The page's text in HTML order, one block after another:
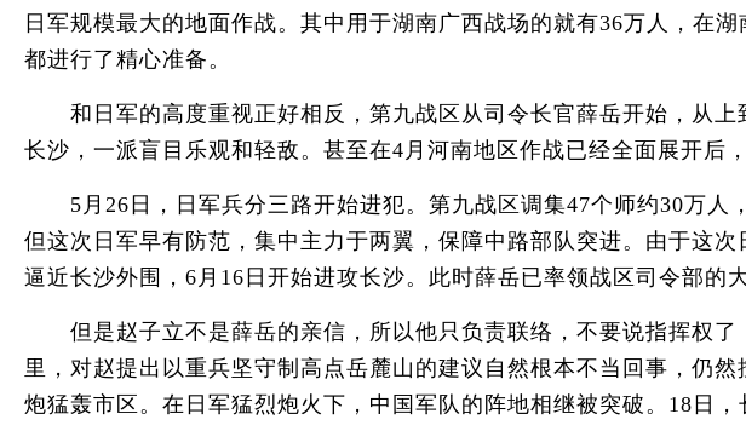
日军规模最大的地面作战。其中用于湖南广西战场的就有36万人，在
都进行了精心准备。
和日军的高度重视正好相反，第九战区从司令长官薛岳开始，从上
长沙，一派盲目乐观和轻敌。甚至在4月河南地区作战已经全面展开后
5月26日，日军兵分三路开始进犯。第九战区调集47个师约30万人
但这次日军早有防范，集中主力于两翼，保障中路部队突进。由于这
逼近长沙外围，6月16日开始进攻长沙。此时薛岳已率领战区司令部的
但是赵子立不是薛岳的亲信，所以他只负责联络，不要说指挥权了
里，对赵提出以重兵坚守制高点岳麓山的建议自然根本不当回事，仍
炮猛轰市区。在日军猛烈炮火下，中国军队的阵地相继被突破。18日